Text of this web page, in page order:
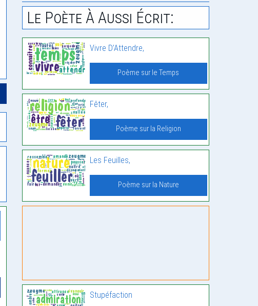
Le Poète À Aussi Écrit:
Vivre D’Attendre,
Poème sur le Temps
Fêter,
Poème sur la Religion
Les Feuilles,
Poème sur la Nature
Stupéfaction